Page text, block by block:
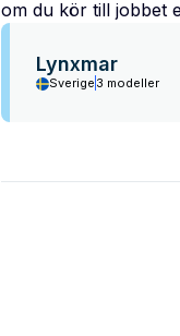
om du kör till jobbet
Lynxmar
Sverige 3 modeller